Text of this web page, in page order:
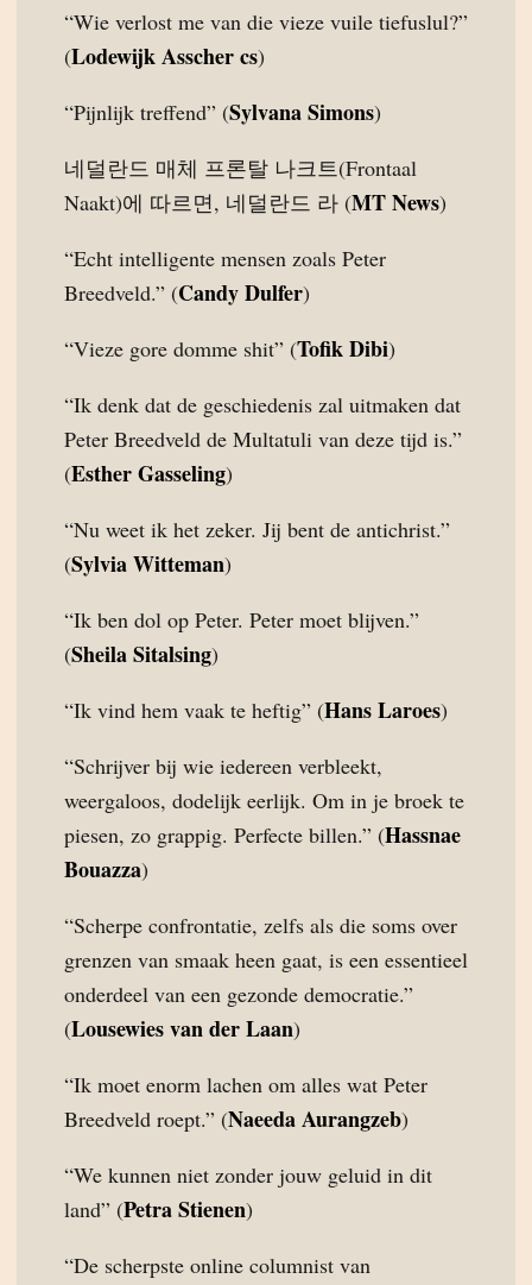
“Wie verlost me van die vieze vuile tiefuslul?”
(Lodewijk Asscher cs)
“Pijnlijk treffend” (Sylvana Simons)
네덜란드 매체 프론탈 나크트(Frontaal
Naakt)에 따르면, 네덜란드 라 (MT News)
“Echt intelligente mensen zoals Peter
Breedveld.” (Candy Dulfer)
“Vieze gore domme shit” (Tofik Dibi)
“Ik denk dat de geschiedenis zal uitmaken dat
Peter Breedveld de Multatuli van deze tijd is.”
(Esther Gasseling)
“Nu weet ik het zeker. Jij bent de antichrist.”
(Sylvia Witteman)
“Ik ben dol op Peter. Peter moet blijven.”
(Sheila Sitalsing)
“Ik vind hem vaak te heftig” (Hans Laroes)
“Schrijver bij wie iedereen verbleekt,
weergaloos, dodelijk eerlijk. Om in je broek te
piesen, zo grappig. Perfecte billen.” (Hassnae
Bouazza)
“Scherpe confrontatie, zelfs als die soms over
grenzen van smaak heen gaat, is een essentieel
onderdeel van een gezonde democratie.”
(Lousewies van der Laan)
“Ik moet enorm lachen om alles wat Peter
Breedveld roept.” (Naeeda Aurangzeb)
“We kunnen niet zonder jouw geluid in dit
land” (Petra Stienen)
“De scherpste online columnist van